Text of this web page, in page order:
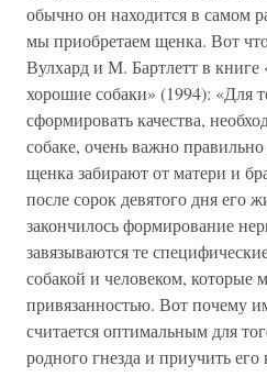
обычно он находится в самом
мы приобретаем щенка. Вот
Вулхард и М. Бартлетт в книге
хорошие собаки» (1994): «Для
сформировать качества,
собаке, очень важно
щенка забирают от матери и
после сорок девятого дня его
закончилось формирование
завязываются те
собакой и человеком, которые
привязанностью. Вот почему
считается оптимальным для
родного гнезда и приучить